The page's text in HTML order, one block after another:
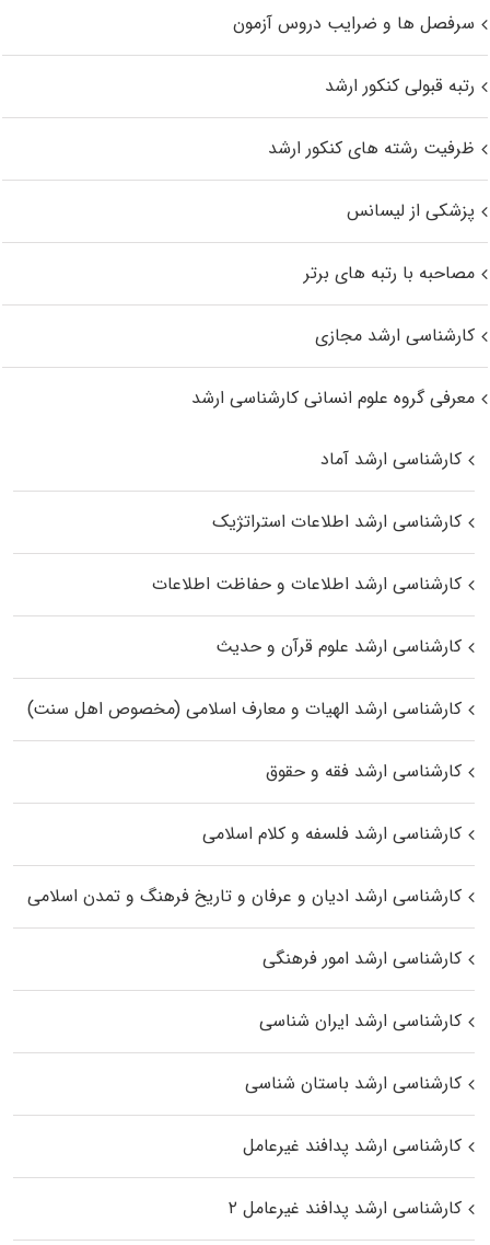
سرفصل ها و ضرایب دروس آزمون
رتبه قبولی کنکور ارشد
ظرفیت رشته های کنکور ارشد
پزشکی از لیسانس
مصاحبه با رتبه های برتر
کارشناسی ارشد مجازی
معرفی گروه علوم انسانی کارشناسی ارشد
کارشناسی ارشد آماد
کارشناسی ارشد اطلاعات استراتژیک
کارشناسی ارشد اطلاعات و حفاظت اطلاعات
کارشناسی ارشد علوم قرآن و حدیث
کارشناسی ارشد الهیات و معارف اسلامی (مخصوص اهل سنت)
کارشناسی ارشد فقه و حقوق
کارشناسی ارشد فلسفه و کلام اسلامی
کارشناسی ارشد ادیان و عرفان و تاریخ فرهنگ و تمدن اسلامی
کارشناسی ارشد امور فرهنگی
کارشناسی ارشد ایران شناسی
کارشناسی ارشد باستان شناسی
کارشناسی ارشد پدافند غیرعامل
کارشناسی ارشد پدافند غیرعامل ۲